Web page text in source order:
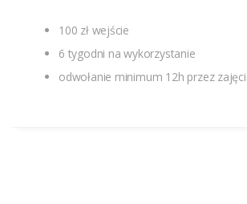
100 zł wejście
6 tygodni na wykorzystanie
odwołanie minimum 12h przez